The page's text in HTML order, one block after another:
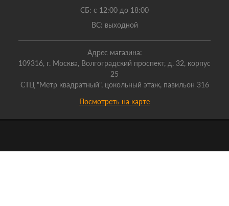
СБ: с 12:00 до 18:00
ВС: выходной
Адрес магазина:
109316, г. Москва, Волгоградский проспект, д. 32, корпус
25
СТЦ "Метр квадратный", цокольный этаж, павильон 316
Посмотреть на карте